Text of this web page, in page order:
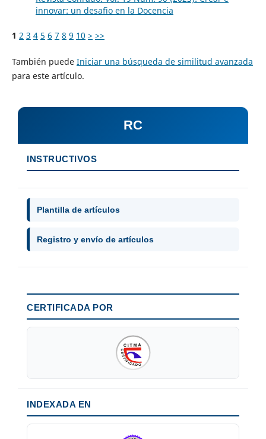
innovar: un desafio en la Docencia
1 2 3 4 5 6 7 8 9 10 > >>
También puede Iniciar una búsqueda de similitud avanzada
para este artículo.
RC
INSTRUCTIVOS
Plantilla de artículos
Registro y envío de artículos
CERTIFICADA POR
INDEXADA EN